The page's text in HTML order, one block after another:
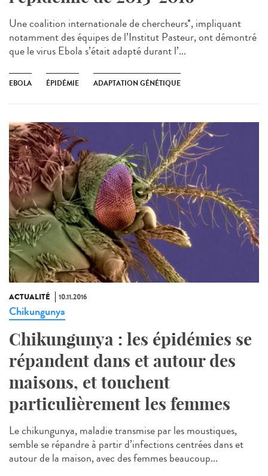
Une coalition internationale de chercheurs*, impliquant
notamment des équipes de l’Institut Pasteur, ont démontré
que le virus Ebola s’était adapté durant l’...
EBOLA ÉPIDÉMIE ADAPTATION GÉNÉTIQUE
ACTUALITÉ 10.11.2016
Chikungunya
Chikungunya : les épidémies se
répandent dans et autour des
maisons, et touchent
particulièrement les femmes
Le chikungunya, maladie transmise par les moustiques,
semble se répandre à partir d’infections centrées dans et
autour de la maison, avec des femmes beaucoup...